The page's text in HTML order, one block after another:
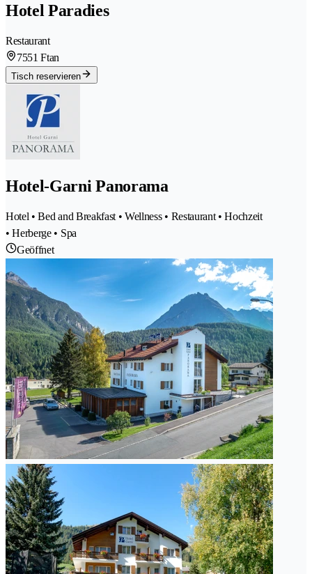
Hotel Paradies
Restaurant
7551 Ftan
Tisch reservieren
Hotel-Garni Panorama
Hotel • Bed and Breakfast • Wellness • Restaurant • Hochzeit
• Herberge • Spa
Geöffnet